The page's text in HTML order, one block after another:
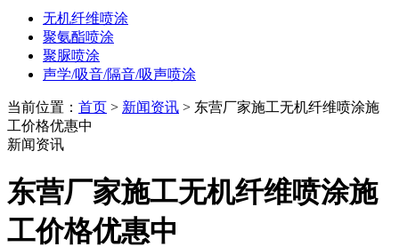
无机纤维喷涂
聚氨酯喷涂
聚脲喷涂
声学/吸音/隔音/吸声喷涂
当前位置： 首页 > 新闻资讯 > ​东营厂家施工无机纤维喷涂施
工价格优惠中
新闻资讯
​东营厂家施工无机纤维喷涂施
工价格优惠中